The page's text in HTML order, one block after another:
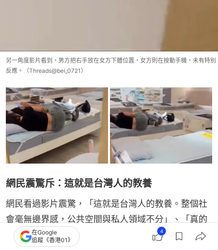
另一角度影片看到，男方把右手放在女方下體位置，女方則在按動手機，未有特別
反應。（Threads@bei_0721）
網民震驚斥：這就是台灣人的教養
網民看過影片震驚，「這就是台灣人的教養。整個社
會毫無邊界感，公共空間與私人領域不分」、「真的
看不懂這些人在想什麼，發情去沒人的地方可以
在Google
追蹤《香港01》
4